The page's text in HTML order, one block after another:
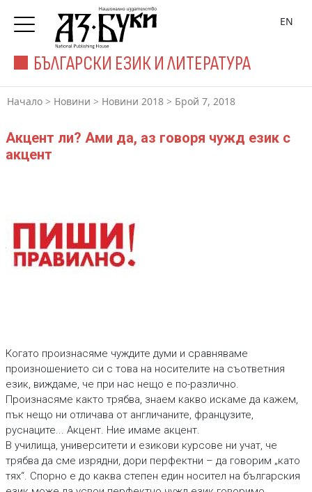
БЪЛГАРСКИ ЕЗИК И ЛИТЕРАТУРА
EN
Начало > Новини > Новини 2018 > Брой 7, 2018
Акцент ли? Ами да, аз говоря чужд език с
акцент
Когато произнасяме чуждите думи и сравняваме
произношението си с това на носителите на съответния
език, виждаме, че при нас нещо е по-различно.
Произнасяме както трябва, знаем какво искаме да кажем,
пък нещо ни отличава от англичаните, французите,
руснаците... Акцент. Ние имаме акцент.
В училища, университети и езикови курсове ни учат, че
трябва да сме изрядни, дори перфектни – да говорим „като
тях“. Спорно е до каква степен един носител на българския